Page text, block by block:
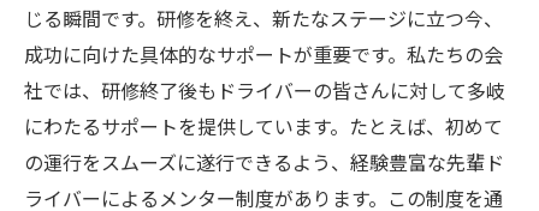
じる瞬間です。研修を終え、新たなステージに立つ今、
成功に向けた具体的なサポートが重要です。私たちの会
社では、研修終了後もドライバーの皆さんに対して多岐
にわたるサポートを提供しています。たとえば、初めて
の運行をスムーズに遂行できるよう、経験豊富な先輩ド
ライバーによるメンター制度があります。この制度を通